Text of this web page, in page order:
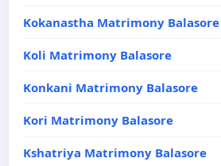
Kokanastha Matrimony Balasore
Koli Matrimony Balasore
Konkani Matrimony Balasore
Kori Matrimony Balasore
Kshatriya Matrimony Balasore